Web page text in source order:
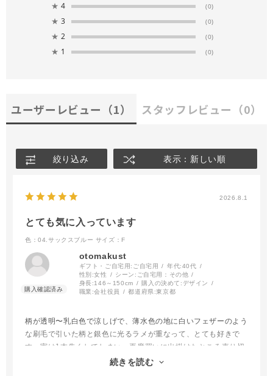
★ 4 (0)
★ 3 (0)
★ 2 (0)
★ 1 (0)
ユーザーレビュー （1） スタッフレビュー （0）
絞り込み 表示：新しい順
2026.8.1
とても気に入っています
色：04.サックスブルー サイズ：F
otomakust
ギフト・ご自宅用: ご自宅用 年代:40代
性別:女性 シーン: ご自宅用：その他
身長:146～150cm 購入の決めて: デザイン
職業:会社役員 都道府県:東京都
柄が透明〜乳白色で涼しげで、薄水色の地に白いフェザーのよう
な刷毛で引いた柄と銀色に光るラメが重なって、とても好きで
す。実は1本失くしてしまい、再度買いに出掛けたところ売り切
れで、MOONBATさんのサイトで見つけて非常にうれしかったで
続きを読む